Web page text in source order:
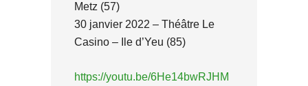
Metz (57)
30 janvier 2022 – Théâtre Le
Casino – Ile d’Yeu (85)
https://youtu.be/6He14bwRJHM